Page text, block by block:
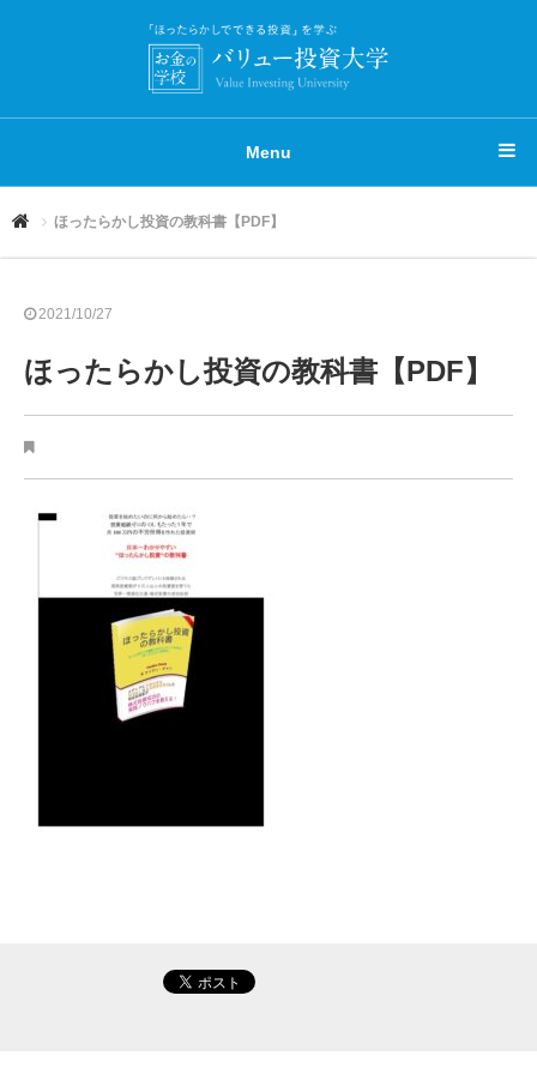
Menu
ほったらかし投資の教科書【PDF】
2021/10/27
ほったらかし投資の教科書【PDF】